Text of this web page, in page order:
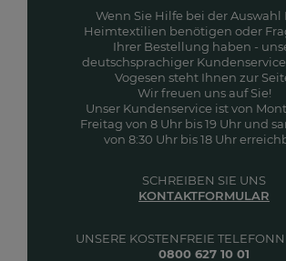
Wenn Sie Hilfe bei der Auswahl
Heimtextilien benötigen oder
Ihrer Bestellung haben -
deutschsprachiger
Vogesen steht Ihnen zur
Wir freuen uns auf Sie!
Unser Kundenservice ist von
Freitag von 8 Uhr bis 19 Uhr und
von 8:30 Uhr bis 18 Uhr
UNSERE KOSTENFREIE
0800 627 10 01
SCHREIBEN SIE UNS
KONTAKTFORMULAR